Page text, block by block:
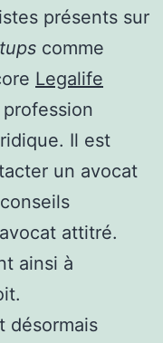
présents sur
comme
Legalife
Il est
un avocat
attitré.
ainsi à
désormais